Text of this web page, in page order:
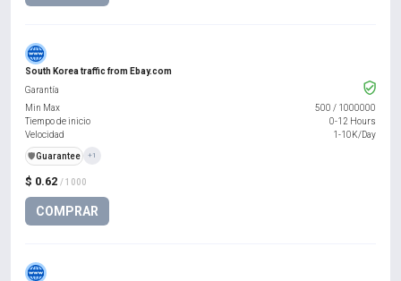
South Korea traffic from Ebay.com
$ 0.62 / 1000
COMPRAR
Garantía
Min Max
500 / 1000000
Tiempo de inicio
0-12 Hours
Velocidad
1-10K/Day
️🛡️Guarantee +1